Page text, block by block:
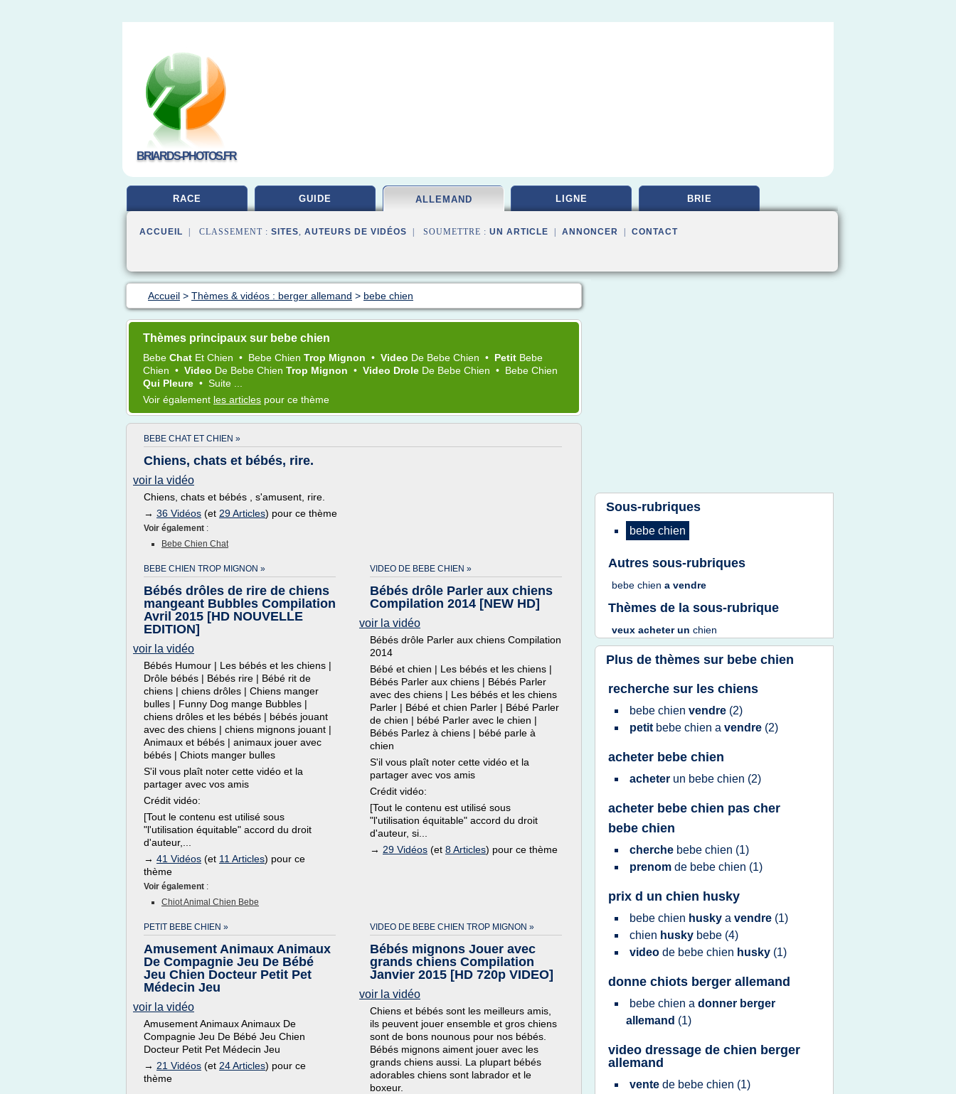
BRIARDS-PHOTOS.FR
RACE GUIDE ALLEMAND LIGNE BRIE
ACCUEIL | CLASSEMENT : SITES, AUTEURS DE VIDÉOS | SOUMETTRE : UN ARTICLE ANNONCER CONTACT
Accueil > Thèmes & vidéos : berger allemand > bebe chien
Thèmes principaux sur bebe chien
Bebe Chat Et Chien • Bebe Chien Trop Mignon • Video De Bebe Chien • Petit Bebe
Chien • Video De Bebe Chien Trop Mignon • Video Drole De Bebe Chien • Bebe Chien
Qui Pleure • Suite ...
Voir également les articles pour ce thème
BEBE CHAT ET CHIEN »
Chiens, chats et bébés, rire.
voir la vidéo
Chiens, chats et bébés , s'amusent, rire.
→ 36 Vidéos (et 29 Articles) pour ce thème
Voir également :
Bebe Chien Chat
BEBE CHIEN TROP MIGNON »
Bébés drôles de rire de chiens
mangeant Bubbles Compilation
Avril 2015 [HD NOUVELLE
EDITION]
voir la vidéo
Bébés Humour | Les bébés et les chiens |
Drôle bébés | Bébés rire | Bébé rit de
chiens | chiens drôles | Chiens manger
bulles | Funny Dog mange Bubbles |
chiens drôles et les bébés | bébés jouant
avec des chiens | chiens mignons jouant |
Animaux et bébés | animaux jouer avec
bébés | Chiots manger bulles
S'il vous plaît noter cette vidéo et la
partager avec vos amis
Crédit vidéo:
[Tout le contenu est utilisé sous
"l'utilisation équitable" accord du droit
d'auteur,...
→ 41 Vidéos (et 11 Articles) pour ce
thème
Voir également :
Chiot Animal Chien Bebe
VIDEO DE BEBE CHIEN »
Bébés drôle Parler aux chiens
Compilation 2014 [NEW HD]
voir la vidéo
Bébés drôle Parler aux chiens Compilation
2014
Bébé et chien | Les bébés et les chiens |
Bébés Parler aux chiens | Bébés Parler
avec des chiens | Les bébés et les chiens
Parler | Bébé et chien Parler | Bébé Parler
de chien | bébé Parler avec le chien |
Bébés Parlez à chiens | bébé parle à
chien
S'il vous plaît noter cette vidéo et la
partager avec vos amis
Crédit vidéo:
[Tout le contenu est utilisé sous
"l'utilisation équitable" accord du droit
d'auteur, si...
→ 29 Vidéos (et 8 Articles) pour ce thème
PETIT BEBE CHIEN »
Amusement Animaux Animaux
De Compagnie Jeu De Bébé
Jeu Chien Docteur Petit Pet
Médecin Jeu
voir la vidéo
Amusement Animaux Animaux De
Compagnie Jeu De Bébé Jeu Chien
Docteur Petit Pet Médecin Jeu
→ 21 Vidéos (et 24 Articles) pour ce
thème
VIDEO DE BEBE CHIEN TROP MIGNON »
Bébés mignons Jouer avec
grands chiens Compilation
Janvier 2015 [HD 720p VIDEO]
voir la vidéo
Chiens et bébés sont les meilleurs amis,
ils peuvent jouer ensemble et gros chiens
sont de bons nounous pour nos bébés.
Bébés mignons aiment jouer avec les
grands chiens aussi. La plupart bébés
adorables chiens sont labrador et le
boxeur.
Sous-rubriques
bebe chien
Autres sous-rubriques
bebe chien a vendre
Thèmes de la sous-rubrique
veux acheterun chien
Plus de thèmes sur bebe chien
recherche sur les chiens
bebe chien vendre (2)
petit bebe chien a vendre (2)
acheter bebe chien
acheter un bebe chien (2)
acheter bebe chien pas cher
bebe chien
cherche bebe chien (1)
prenom de bebe chien (1)
prix d un chien husky
bebe chien husky a vendre (1)
chien husky bebe (4)
video de bebe chien husky (1)
donne chiots berger allemand
bebe chien a donner berger
allemand (1)
video dressage de chien berger
allemand
vente de bebe chien (1)